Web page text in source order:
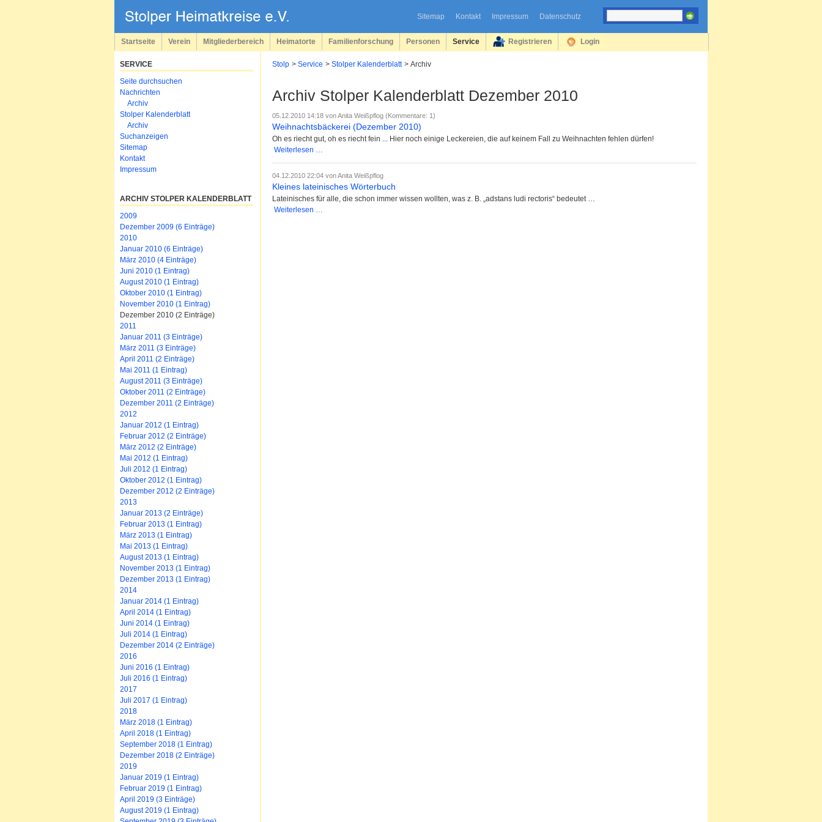
Sitemap Kontakt Impressum Datenschutz
überspringen
Startseite Verein Mitgliederbereich Heimatorte Familienforschung Personen Service Registrieren Login
Stolp Service Stolper Kalenderblatt Archiv
Archiv Stolper Kalenderblatt Dezember 2010
05.12.2010 14:18 von Anita Weißpflog (Kommentare: 1)
Weihnachtsbäckerei (Dezember 2010)
Oh es riecht gut, oh es riecht fein ... Hier noch einige Leckereien, die auf keinem Fall zu Weihnachten fehlen dürfen!
Weiterlesen …
2010)
04.12.2010 22:04 von Anita Weißpflog
Kleines lateinisches Wörterbuch
Lateinisches für alle, die schon immer wissen wollten, was z. B. „adstans ludi rectoris“ bedeutet …
Weiterlesen …
SERVICE
Navigation
überspringen
Seite durchsuchen
Nachrichten
Archiv
Stolper Kalenderblatt
Archiv
Suchanzeigen
Sitemap
Kontakt
Impressum
ARCHIV STOLPER KALENDERBLATT
2009
Dezember 2009 (6 Einträge)
2010
Januar 2010 (6 Einträge)
März 2010 (4 Einträge)
Juni 2010 (1 Eintrag)
August 2010 (1 Eintrag)
Oktober 2010 (1 Eintrag)
November 2010 (1 Eintrag)
Dezember 2010 (2 Einträge)
2011
Januar 2011 (3 Einträge)
März 2011 (3 Einträge)
April 2011 (2 Einträge)
Mai 2011 (1 Eintrag)
August 2011 (3 Einträge)
Oktober 2011 (2 Einträge)
Dezember 2011 (2 Einträge)
2012
Januar 2012 (1 Eintrag)
Februar 2012 (2 Einträge)
März 2012 (2 Einträge)
Mai 2012 (1 Eintrag)
Juli 2012 (1 Eintrag)
Oktober 2012 (1 Eintrag)
Dezember 2012 (2 Einträge)
2013
Januar 2013 (2 Einträge)
Februar 2013 (1 Eintrag)
März 2013 (1 Eintrag)
Mai 2013 (1 Eintrag)
August 2013 (1 Eintrag)
November 2013 (1 Eintrag)
Dezember 2013 (1 Eintrag)
2014
Januar 2014 (1 Eintrag)
April 2014 (1 Eintrag)
Juni 2014 (1 Eintrag)
Juli 2014 (1 Eintrag)
Dezember 2014 (2 Einträge)
2016
Juni 2016 (1 Eintrag)
Juli 2016 (1 Eintrag)
2017
Juli 2017 (1 Eintrag)
2018
März 2018 (1 Eintrag)
April 2018 (1 Eintrag)
September 2018 (1 Eintrag)
Dezember 2018 (2 Einträge)
2019
Januar 2019 (1 Eintrag)
Februar 2019 (1 Eintrag)
April 2019 (3 Einträge)
August 2019 (1 Eintrag)